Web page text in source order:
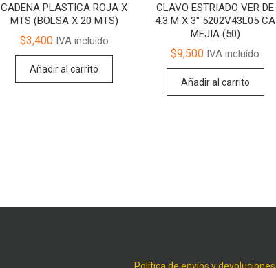
CADENA PLASTICA ROJA X
MTS (BOLSA X 20 MTS)
$3,400IVA incluído
Añadir al carrito
CLAVO ESTRIADO VER DE
4.3 M X 3″ 5202V43L05 CA
MEJIA (50)
$9,500 IVA incluído
Añadir al carrito
Política de envíos y devoluciones